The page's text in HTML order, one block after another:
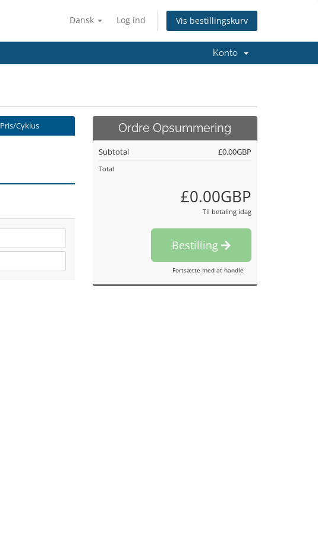
Dansk Log ind Vis bestillingskurv
Konto
Pris/Cyklus Ordre Opsummering
Subtotal £0.00GBP
Total
£0.00GBP
Til betaling idag
Bestilling
Fortsætte med at handle